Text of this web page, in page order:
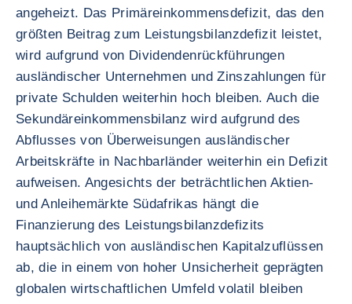
angeheizt. Das Primäreinkommensdefizit, das den
größten Beitrag zum Leistungsbilanzdefizit leistet,
wird aufgrund von Dividendenrückführungen
ausländischer Unternehmen und Zinszahlungen für
private Schulden weiterhin hoch bleiben. Auch die
Sekundäreinkommensbilanz wird aufgrund des
Abflusses von Überweisungen ausländischer
Arbeitskräfte in Nachbarländer weiterhin ein Defizit
aufweisen. Angesichts der beträchtlichen Aktien-
und Anleihemärkte Südafrikas hängt die
Finanzierung des Leistungsbilanzdefizits
hauptsächlich von ausländischen Kapitalzuflüssen
ab, die in einem von hoher Unsicherheit geprägten
globalen wirtschaftlichen Umfeld volatil bleiben